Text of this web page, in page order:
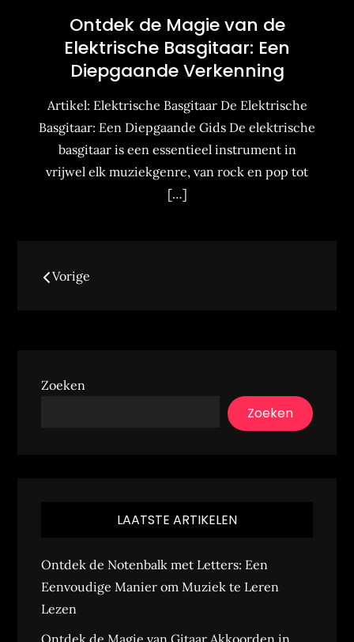
Ontdek de Magie van de
Elektrische Basgitaar: Een
Diepgaande Verkenning
Artikel: Elektrische Basgitaar De Elektrische
Basgitaar: Een Diepgaande Gids De elektrische
basgitaar is een essentieel instrument in
vrijwel elk muziekgenre, van rock en pop tot
[…]
Berichtennavigatie
Vorige
Zoeken
Zoeken
LAATSTE ARTIKELEN
Ontdek de Notenbalk met Letters: Een
Eenvoudige Manier om Muziek te Leren
Lezen